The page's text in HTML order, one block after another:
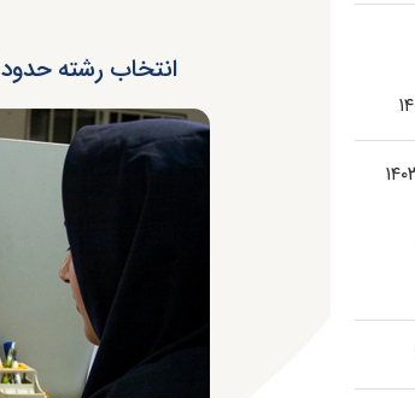
انتخاب رشته حدود ۳۰۰ نفر در تکمیل ظرفیت ارشد بهمن ۹۶